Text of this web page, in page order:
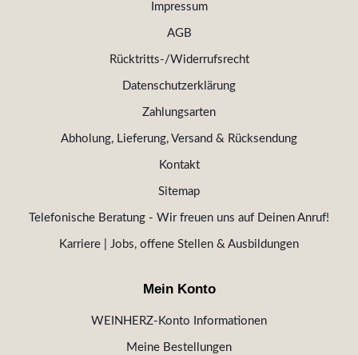
Impressum
AGB
Rücktritts-/Widerrufsrecht
Datenschutzerklärung
Zahlungsarten
Abholung, Lieferung, Versand & Rücksendung
Kontakt
Sitemap
Telefonische Beratung - Wir freuen uns auf Deinen Anruf!
Karriere | Jobs, offene Stellen & Ausbildungen
Mein Konto
WEINHERZ-Konto Informationen
Meine Bestellungen